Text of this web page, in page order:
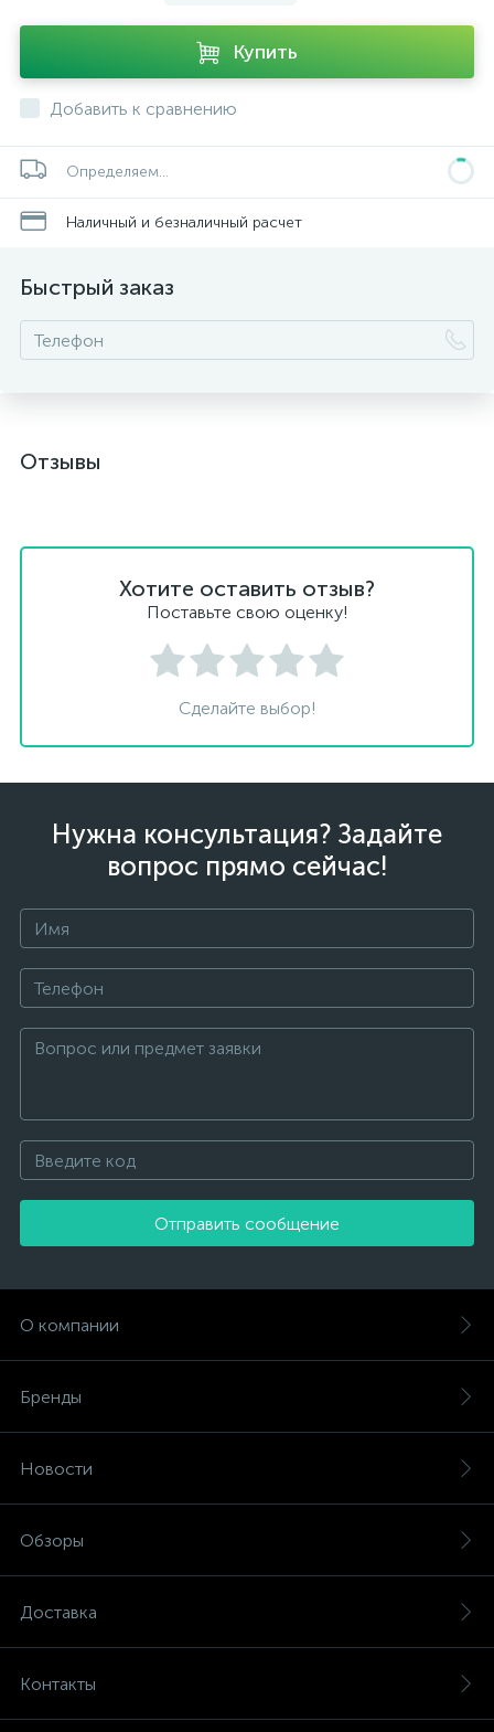
Купить
Добавить к сравнению
Определяем...
Наличный и безналичный расчет
Быстрый заказ
Отзывы
Хотите оставить отзыв?
Поставьте свою оценку!
Сделайте выбор!
Нужна консультация? Задайте
вопрос прямо сейчас!
Отправить сообщение
О компании
Бренды
Новости
Обзоры
Доставка
Контакты